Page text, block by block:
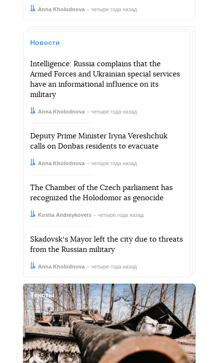
Автор:Anna Kholodnova
Дата: четыре года назад
Новости
Intelligence: Russia complains that the
Armed Forces and Ukrainian special services
have an informational influence on its
military
Автор:Anna Kholodnova
Дата: четыре года назад
Deputy Prime Minister Iryna Vereshchuk
calls on Donbas residents to evacuate
Автор:Anna Kholodnova
Дата: четыре года назад
The Chamber of the Czech parliament has
recognized the Holodomor as genocide
Автор:
Kostia Andreykovets
Дата: четыре года назад
Skadovskʼs Mayor left the city due to threats
from the Russian military
Автор:Anna Kholodnova
Дата: четыре года назад
Тексты